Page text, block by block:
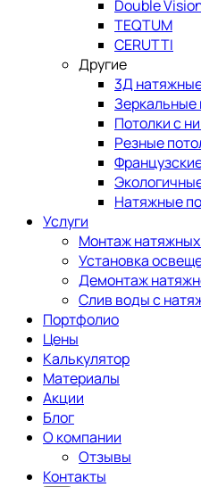
Double
TEQTUM
CERUTTI
Другие
3Д
Зеркальные
Потолки с
Резные
Натяжные
Услуги
Монтаж натяжных
Установка
Демонтаж
Слив воды с
Портфолио
Цены
Калькулятор
Материалы
Акции
Блог
О компании
Отзывы
Контакты